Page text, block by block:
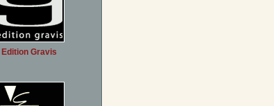
Edition Gravis